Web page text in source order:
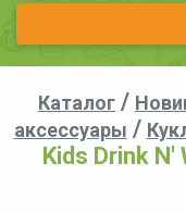
Каталог /
аксессуары /
Kids Drink